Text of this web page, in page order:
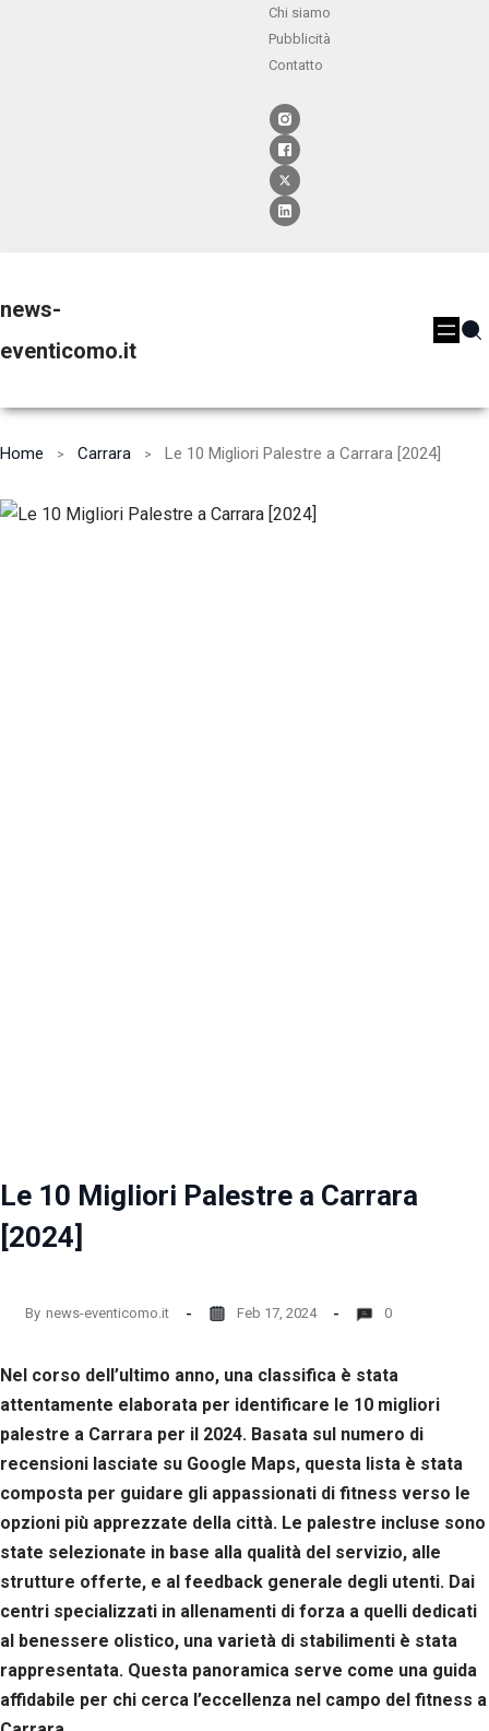
Chi siamo
Pubblicità
Contatto
news-
eventicomo.it
Home Carrara Le 10 Migliori Palestre a Carrara [2024]
Le 10 Migliori Palestre a Carrara
[2024]
By news-eventicomo.it Feb 17, 2024 0
Nel corso dell’ultimo anno, una classifica è stata
attentamente elaborata per identificare le 10 migliori
palestre a Carrara per il 2024. Basata sul numero di
recensioni lasciate su Google Maps, questa lista è stata
composta per guidare gli appassionati di fitness verso le
opzioni più apprezzate della città. Le palestre incluse sono
state selezionate in base alla qualità del servizio, alle
strutture offerte, e al feedback generale degli utenti. Dai
centri specializzati in allenamenti di forza a quelli dedicati
al benessere olistico, una varietà di stabilimenti è stata
rappresentata. Questa panoramica serve come una guida
affidabile per chi cerca l’eccellenza nel campo del fitness a